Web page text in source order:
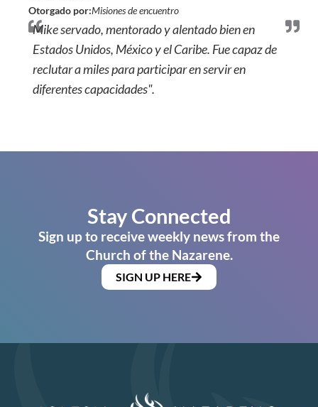
Otorgado por:Misiones de encuentro
Mike servado, mentorado y alentado bien en
Estados Unidos, México y el Caribe. Fue capaz de
reclutar a miles para participar en servir en
diferentes capacidades".
Stay Connected
Sign up to receive weekly news from the
Church of the Nazarene.
SIGN UP HERE